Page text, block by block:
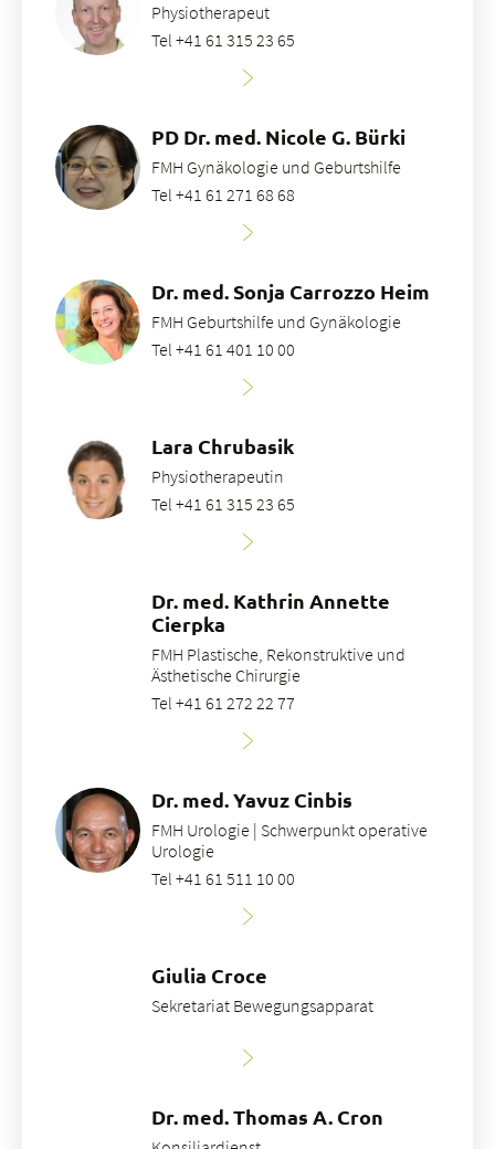
Physiotherapeut
Tel +41 61 315 23 65
PD Dr. med. Nicole G. Bürki
FMH Gynäkologie und Geburtshilfe
Tel +41 61 271 68 68
Dr. med. Sonja Carrozzo Heim
FMH Geburtshilfe und Gynäkologie
Tel +41 61 401 10 00
Lara Chrubasik
Physiotherapeutin
Tel +41 61 315 23 65
Dr. med. Kathrin Annette
Cierpka
FMH Plastische, Rekonstruktive und
Ästhetische Chirurgie
Tel +41 61 272 22 77
Dr. med. Yavuz Cinbis
FMH Urologie | Schwerpunkt operative
Urologie
Tel +41 61 511 10 00
Giulia Croce
Sekretariat Bewegungsapparat
Dr. med. Thomas A. Cron